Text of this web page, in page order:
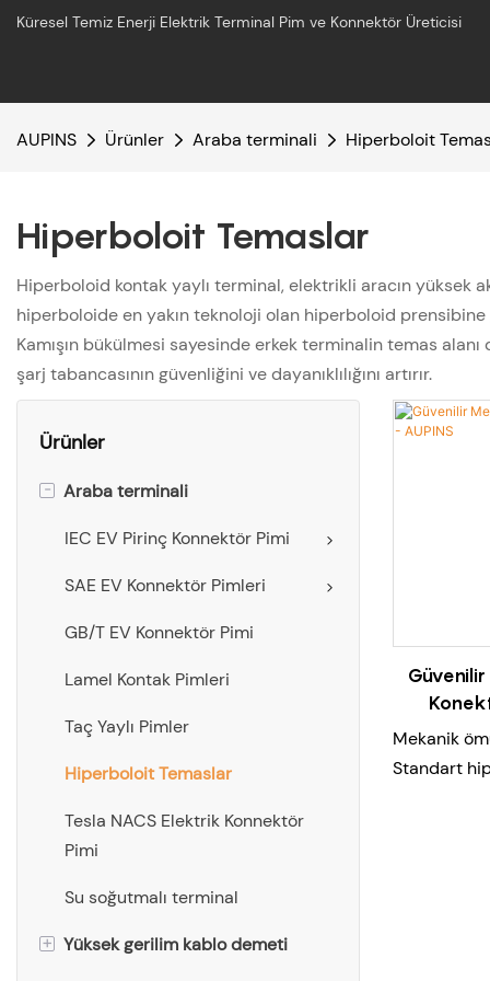
Küresel Temiz Enerji Elektrik Terminal Pim ve Konnektör Üreticisi
AUPINS Ürünler Araba terminali Hiperboloit
Hiperboloit Temaslar
Hiperboloid kontak yaylı terminal, elektrikli aracın yüksek
hiperboloide en yakın teknoloji olan hiperboloid prensibine
Kamışın bükülmesi sayesinde erkek terminalin temas
şarj tabancasının güvenliğini ve dayanıklılığını artırır.
Ürünler
- Araba terminali
IEC EV Pirinç Konnektör Pimi
SAE EV Konnektör Pimleri
GB/T EV Konnektör Pimi
Lamel Kontak Pimleri
Taç Yaylı Pimler
Hiperboloit Temaslar
Tesla NACS Elektrik Konnektör
Pimi
Su soğutmalı terminal
+ Yüksek gerilim kablo demeti
Mekanik
Standart